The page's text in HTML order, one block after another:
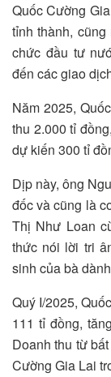
Quốc Cường
tỉnh thành,
chức đầu tư
đến các giao
Năm 2025,
thu 2.000 tỉ
dự kiến 300 tỉ
Dịp này, ông
đốc và cũng là
Thị Như Loan
thức nói lời tri
sinh của bà
Quý I/2025,
111 tỉ đồng,
Doanh thu từ
Cường Gia Lai